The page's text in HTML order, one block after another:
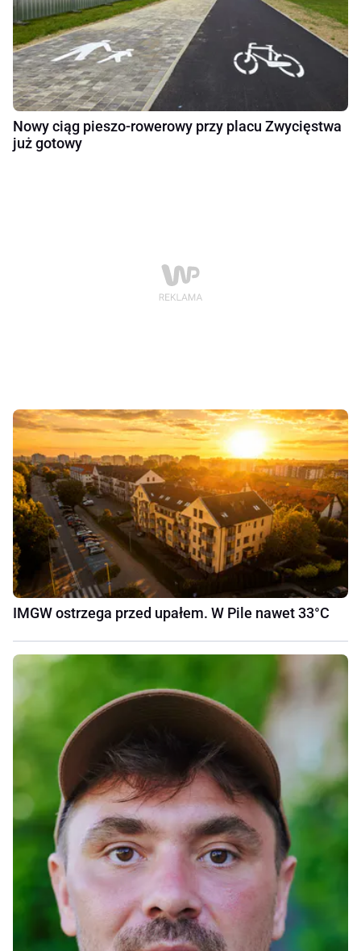
Nowy ciąg pieszo-rowerowy przy placu Zwycięstwa
już gotowy
IMGW ostrzega przed upałem. W Pile nawet 33°C